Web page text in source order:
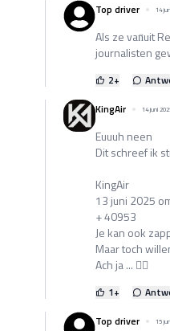
Top driver
14
Als ze van̈uit
journalisten
2+
KingAir
14 juni
Euuuh neen
Dit schreef ik
KingAir
13 juni 2025
+ 40953
Je kan ook
Maar toch
Ach ja ... 🤷‍♂️
1+
Top driver
15